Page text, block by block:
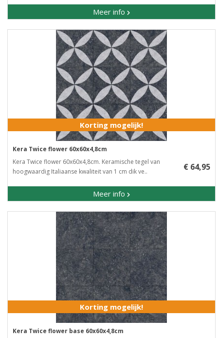
Meer info
Korting mogelijk!
Kera Twice flower 60x60x4,8cm
Kera Twice flower 60x60x4,8cm. Keramische tegel van
hoogwaardig Italiaanse kwaliteit van 1 cm dik ve..
Meer info
€ 64,95
Korting mogelijk!
Kera Twice flower base 60x60x4,8cm